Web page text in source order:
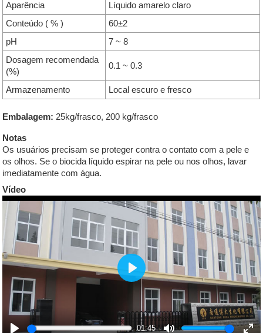
Aparência
Líquido amarelo claro
Conteúdo ( % )
60±2
pH
7 ~ 8
Dosagem recomendada
(%)
0.1 ~ 0.3
Armazenamento Local escuro e fresco
Embalagem: 25kg/frasco, 200 kg/frasco
Notas
Os usuários precisam se proteger contra o contato com a pele e
os olhos. Se o biocida líquido espirar na pele ou nos olhos, lavar
imediatamente com água.
Vídeo
01:45
Play